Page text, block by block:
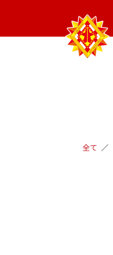
全て